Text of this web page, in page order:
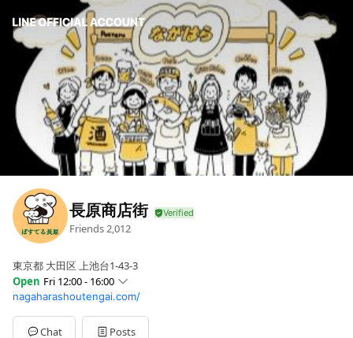
長原商店街
Friends2,012
東京都 大田区 上池台1-43-3
Open Fri 12:00 - 16:00
SunClosed
Mon12:00 - 16:00
Tue12:00 - 16:00
nagaharashoutengai.com/
Chat Posts